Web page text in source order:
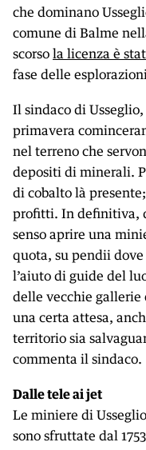
che dominano
comune di Balme
scorso la licenza è
fase delle
Il sindaco di
primavera
nel terreno che
depositi di minerali.
di cobalto là
profitti. In definitiva,
senso aprire una
quota, su pendii
l’aiuto di guide del
delle vecchie gallerie
una certa attesa,
territorio sia
commenta il sindaco.
Dalle tele ai jet
Le miniere di
sono sfruttate dal